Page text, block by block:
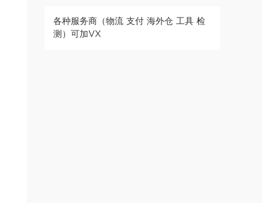
各种服务商（物流 支付 海外仓 工具 检
测）可加VX